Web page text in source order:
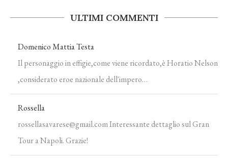
ULTIMI COMMENTI
Domenico Mattia Testa
Il personaggio in effigie,come viene ricordato,è Horatio Nelson
,considerato eroe nazionale dell'impero…
Rossella
rossellasavarese@gmail.com Interessante dettaglio sul Gran
Tour a Napoli. Grazie!